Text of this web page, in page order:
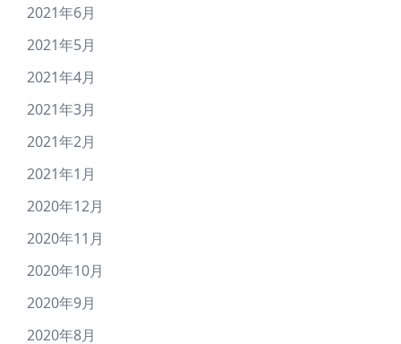
2021年6月
2021年5月
2021年4月
2021年3月
2021年2月
2021年1月
2020年12月
2020年11月
2020年10月
2020年9月
2020年8月